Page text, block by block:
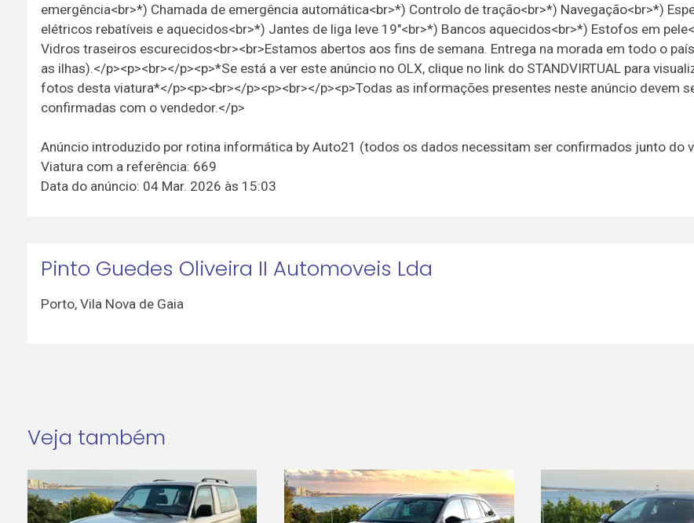
emergência<br>*) Chamada de emergência automática<br>*) Controlo de tração<br>*) Navegação<br>*)
elétricos rebatíveis e aquecidos<br>*) Jantes de liga leve 19"<br>*) Bancos aquecidos<br>*) Estofos em
Vidros traseiros escurecidos<br><br>Estamos abertos aos fins de semana. Entrega na morada em todo o
as ilhas).</p><p><br></p><p>*Se está a ver este anúncio no OLX, clique no link do STANDVIRTUAL para
fotos desta viatura*</p><p><br></p><p><br></p><p>Todas as informações presentes neste anúncio devem
confirmadas com o vendedor.</p>
Anúncio introduzido por rotina informática by Auto21 (todos os dados necessitam ser confirmados junto do
Viatura com a referência: 669
Data do anúncio: 04 Mar. 2026 às 15:03
Pinto Guedes Oliveira II Automoveis Lda
Porto, Vila Nova de Gaia
Veja também